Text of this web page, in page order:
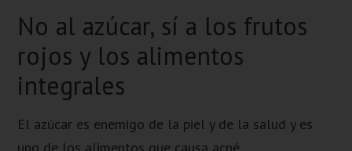
No al azúcar, sí a los frutos
rojos y los alimentos
integrales
El azúcar es enemigo de la piel y de la salud y es